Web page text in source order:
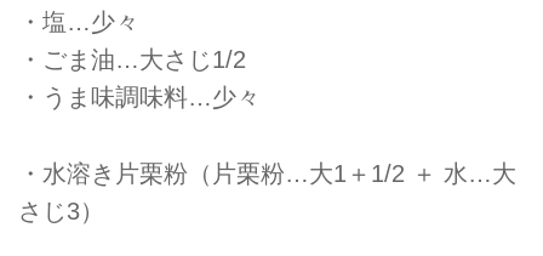
・塩…少々
・ごま油…大さじ1/2
・うま味調味料…少々
・水溶き片栗粉（片栗粉…大1＋1/2 ＋ 水…大
さじ3）